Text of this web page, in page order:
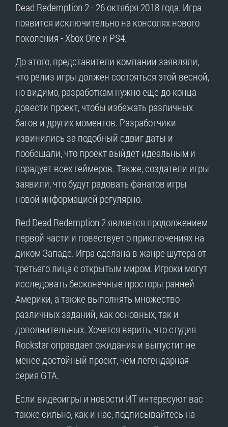
Dead Redemption 2 - 26 октября 2018 года. Игра
появится исключительно на консолях нового
поколения - Xbox One и PS4.
До этого, представители компании заявляли,
что релиз игры должен состояться этой весной,
но видимо, разработкам нужно еще до конца
довести проект, чтобы избежать различных
багов и других моментов. Разработчики
извинились за подобный сдвиг даты и
пообещали, что проект выйдет идеальным и
порадует всех геймеров. Также, создатели игры
заявили, что будут радовать фанатов игры
новой информацией регулярно.
Red Dead Redemption 2 является продолжением
первой части и повествует о приключениях на
диком Западе. Игра сделана в жанре шутера от
третьего лица с открытым миром. Игроки могут
исследовать бесконечные просторы ранней
Америки, а также выполнять множество
различных заданий, как основных, так и
дополнительных. Хочется верить, что студия
Rockstar оправдает ожидания и выпустит не
менее достойный проект, чем легендарная
серия GTA.
Если видеоигры и новости ИТ интересуют вас
также сильно, как и нас, подписывайтесь на